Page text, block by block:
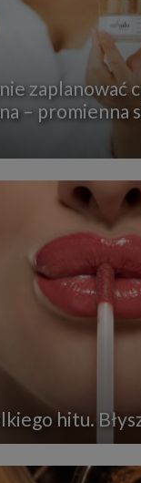
zaplanować
– promienna
hitu.